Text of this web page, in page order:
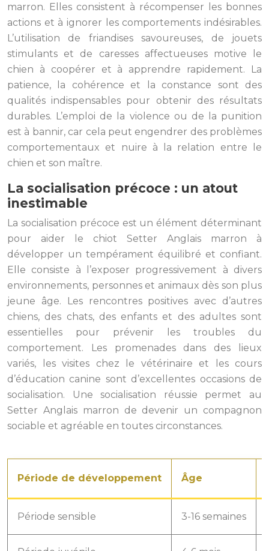
marron. Elles consistent à récompenser les bonnes
actions et à ignorer les comportements indésirables.
L’utilisation de friandises savoureuses, de jouets
stimulants et de caresses affectueuses motive le
chien à coopérer et à apprendre rapidement. La
patience, la cohérence et la constance sont des
qualités indispensables pour obtenir des résultats
durables. L’emploi de la violence ou de la punition
est à bannir, car cela peut engendrer des problèmes
comportementaux et nuire à la relation entre le
chien et son maître.
La socialisation précoce : un atout
inestimable
La socialisation précoce est un élément déterminant
pour aider le chiot Setter Anglais marron à
développer un tempérament équilibré et confiant.
Elle consiste à l’exposer progressivement à divers
environnements, personnes et animaux dès son plus
jeune âge. Les rencontres positives avec d’autres
chiens, des chats, des enfants et des adultes sont
essentielles pour prévenir les troubles du
comportement. Les promenades dans des lieux
variés, les visites chez le vétérinaire et les cours
d’éducation canine sont d’excellentes occasions de
socialisation. Une socialisation réussie permet au
Setter Anglais marron de devenir un compagnon
sociable et agréable en toutes circonstances.
Période de développement Âge
Période sensible 3-16 semaines